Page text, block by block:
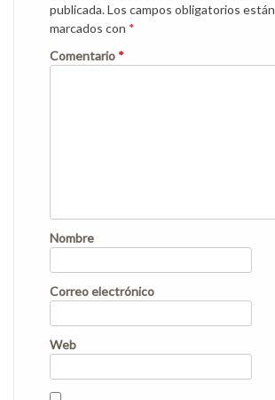
publicada.Los campos obligatorios están
marcados con *
Comentario *
Nombre
Correo electrónico
Web